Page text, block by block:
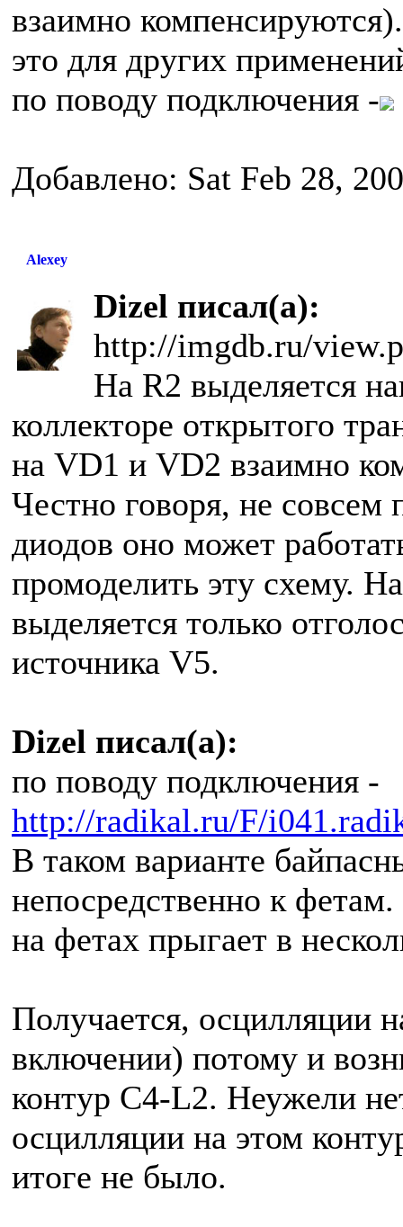
взаимно
это для других
по поводу подключения -
Добавлено: Sat Feb 28,
Alexey
Dizel писал(а):
http://imgdb.ru/
На R2 выделяется
коллекторе открытого
на VD1 и VD2 взаимно
Честно говоря, не совсем
диодов оно может
промоделить эту схему.
выделяется только
источника V5.
Dizel писал(а):
по поводу подключения -
http://radikal.ru/F/
В таком варианте
непосредственно к
на фетах прыгает в
Получается, осцилляции
включении) потому и
контур C4-L2. Неужели
осцилляции на этом
итоге не было.